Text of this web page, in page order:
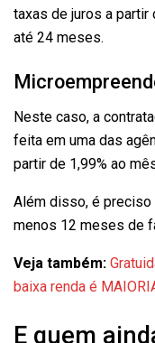
taxas de juros a partir
até 24 meses.
Neste caso, a
feita em uma das
partir de 1,99% ao
Além disso, é
menos 12 meses de
Veja também:
baixa renda é
E quem